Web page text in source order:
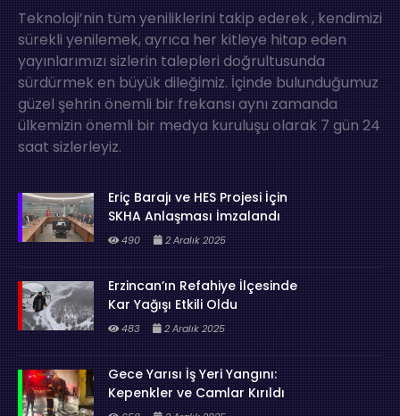
Teknoloji’nin tüm yeniliklerini takip ederek , kendimizi
sürekli yenilemek, ayrıca her kitleye hitap eden
yayınlarımızı sizlerin talepleri doğrultusunda
sürdürmek en büyük dileğimiz. İçinde bulunduğumuz
güzel şehrin önemli bir frekansı aynı zamanda
ülkemizin önemli bir medya kuruluşu olarak 7 gün 24
saat sizlerleyiz.
Eriç Barajı ve HES Projesi İçin
SKHA Anlaşması İmzalandı
490 2 Aralık 2025
Erzincan’ın Refahiye İlçesinde
Kar Yağışı Etkili Oldu
483 2 Aralık 2025
Gece Yarısı İş Yeri Yangını:
Kepenkler ve Camlar Kırıldı